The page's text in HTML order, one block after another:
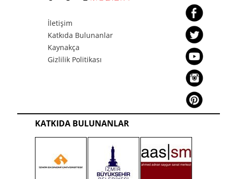
İletişim
Katkıda Bulunanlar
Kaynakça
Gizlilik Politikası
KATKIDA BULUNANLAR